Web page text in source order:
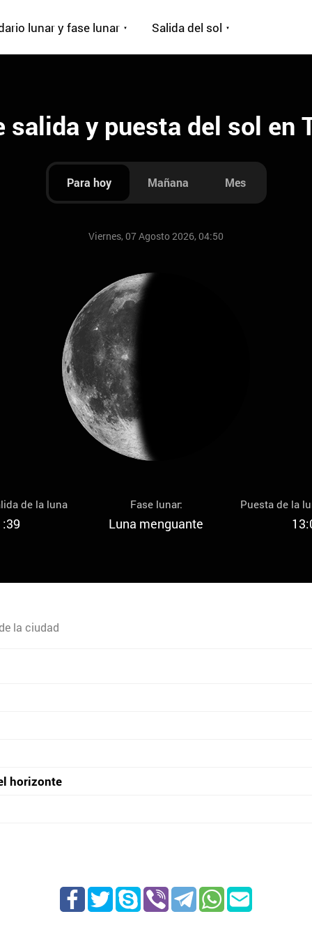
lunar y fase lunar Salida del sol
salida y puesta del sol en
Para hoy Mañana Mes
Viernes, 07 Agosto 2026, 04:50
de la luna Fase lunar:
Luna menguante
Puesta de la
la ciudad
horizonte